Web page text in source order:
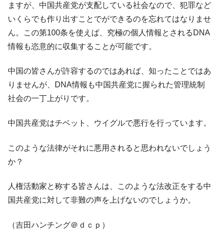
ますが、中国共産党が支配している社会なので、犯罪など
いくらでも作り出すことでができるのを忘れてはなりませ
ん。この第100条を使えば、究極の個人情報とされるDNA
情報も恣意的に収集することが可能です。
中国の皆さんが許容するのではあれば、知ったことではあ
りませんが、DNA情報も中国共産党に握られた管理統制
社会の一丁上がりです。
中国共産党はチベット、ウイグルで悪行を行っています。
このような法律がそれに悪用されると思われないでしょう
か？
人権活動家と称する皆さんは、このような法改正をする中
国共産党に対して非難の声を上げないのでしょうか。
（吉田ハンチング＠ｄｃｐ）